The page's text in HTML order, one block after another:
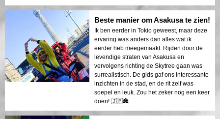
Beste manier om Asakusa te zien!
Ik ben eerder in Tokio geweest, maar deze
ervaring was anders dan alles wat ik
eerder heb meegemaakt. Rijden door de
levendige straten van Asakusa en
vervolgens richting de Skytree gaan was
surrealistisch. De gids gaf ons interessante
inzichten in de stad, en de rit zelf was
soepel en leuk. Zou het zeker nog een keer
doen! 🇯🇵🏯